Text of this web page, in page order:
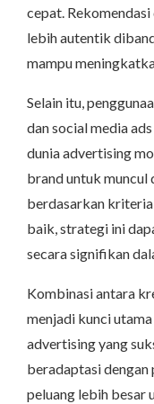
cepat.
lebih autentik
mampu
Selain itu,
dan social media
dunia advertising
brand untuk muncul
berdasarkan
baik, strategi ini
secara signifikan
Kombinasi antara
menjadi kunci
advertising yang
beradaptasi
peluang lebih besar